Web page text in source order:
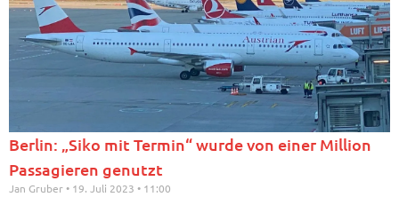
Berlin: „Siko mit Termin“ wurde von einer Million
Passagieren genutzt
Jan Gruber 19. Juli 2023 11:00